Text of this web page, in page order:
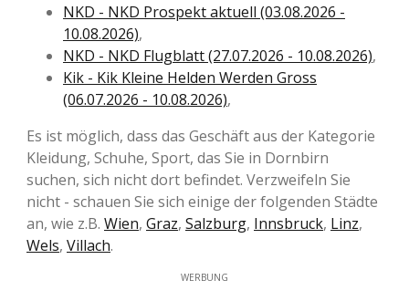
NKD - NKD Prospekt aktuell (03.08.2026 -
10.08.2026),
NKD - NKD Flugblatt (27.07.2026 - 10.08.2026),
Kik - Kik Kleine Helden Werden Gross
(06.07.2026 - 10.08.2026),
Es ist möglich, dass das Geschäft aus der Kategorie
Kleidung, Schuhe, Sport, das Sie in Dornbirn
suchen, sich nicht dort befindet. Verzweifeln Sie
nicht - schauen Sie sich einige der folgenden Städte
an, wie z.B. Wien, Graz, Salzburg, Innsbruck, Linz,
Wels, Villach.
WERBUNG